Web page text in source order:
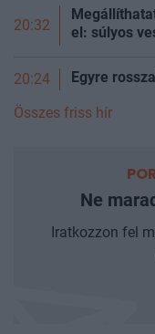
20:32
el: súlyos
20:24 Egyre
Összes friss hír
Ne
Iratkozzon fel